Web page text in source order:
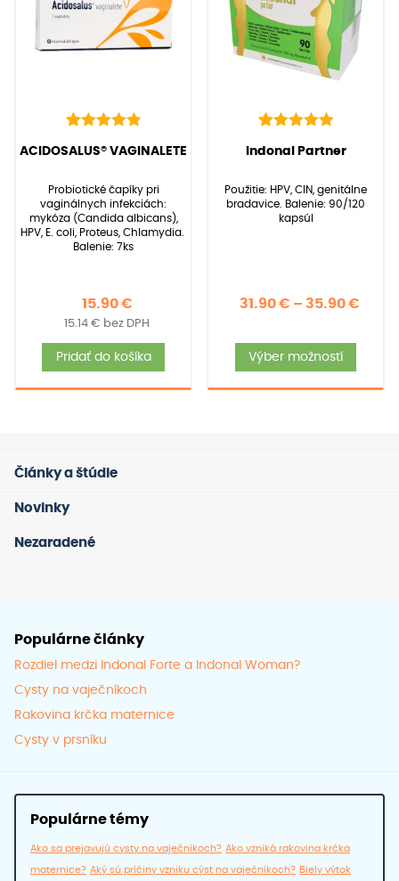
si
4.95
základe
zákazníckych
recenzií
(22recenzií zákazníkov)
ACIDOSALUS® VAGINALETE
Probiotické čapíky pri
vaginálnych infekciách:
mykóza (Candida albicans),
HPV, E. coli, Proteus, Chlamydia.
Balenie: 7ks
15.90€
15.14 € bez DPH
Pridať do košíka
5.00
základe
zákazníckych
recenzií
recenzií zákazníkov)
Indonal Partner
Použitie: HPV, CIN, genitálne
bradavice. Balenie: 90/120
kapsúl
31.90€ – 35.90€Price
Výber možností
má
Články a štúdie
Novinky
Nezaradené
Populárne články
Rozdiel medzi Indonal Forte a Indonal Woman?
Cysty na vaječníkoch
Rakovina krčka maternice
Cysty v prsníku
Populárne témy
Ako sa prejavujú cysty na vaječníkoch? Ako vzniká rakovina krčka
maternice? Aký sú príčiny vzniku cýst na vaječníkoch? Biely výtok